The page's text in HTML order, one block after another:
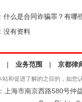
什么是合同诈骗罪？有哪
没有资料
| 业务范围 | 京都律
和促进了解的之目的，如
上海市南京西路580号仲